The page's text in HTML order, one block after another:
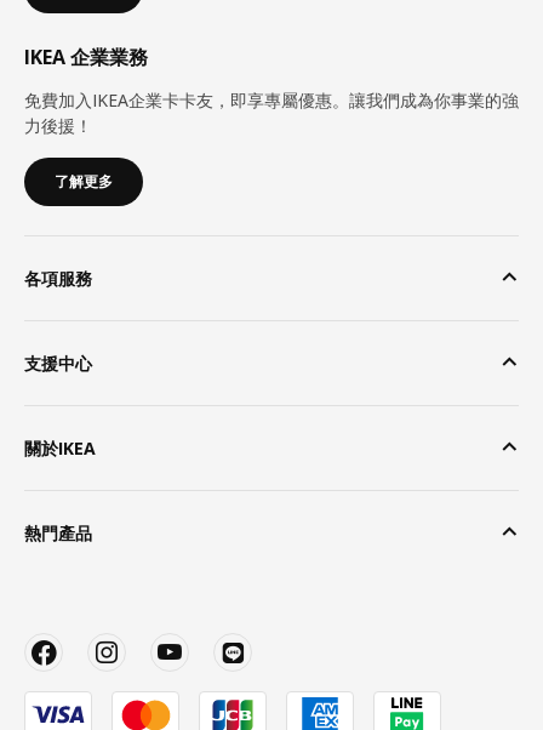
IKEA 企業業務
免費加入IKEA企業卡卡友，即享專屬優惠。讓我們成為你事業的強
力後援！
了解更多
各項服務
支援中心
關於IKEA
熱門產品